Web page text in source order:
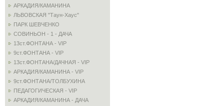
АРКАДИЯ/КАМАНИНА
ЛЬВОВСКАЯ "Таун-Хаус"
ПАРК ШЕВЧЕНКО
СОВИНЬОН - 1 - ДАЧА
13ст.ФОНТАНА - VIP
9ст.ФОНТАНА - VIP
13ст.ФОНТАНА/ДАЧНАЯ - VIP
АРКАДИЯ/КАМАНИНА - VIP
9ст.ФОНТАНА/ТОЛБУХИНА
ПЕДАГОГИЧЕСКАЯ - VIP
АРКАДИЯ/КАМАНИНА - ДАЧА